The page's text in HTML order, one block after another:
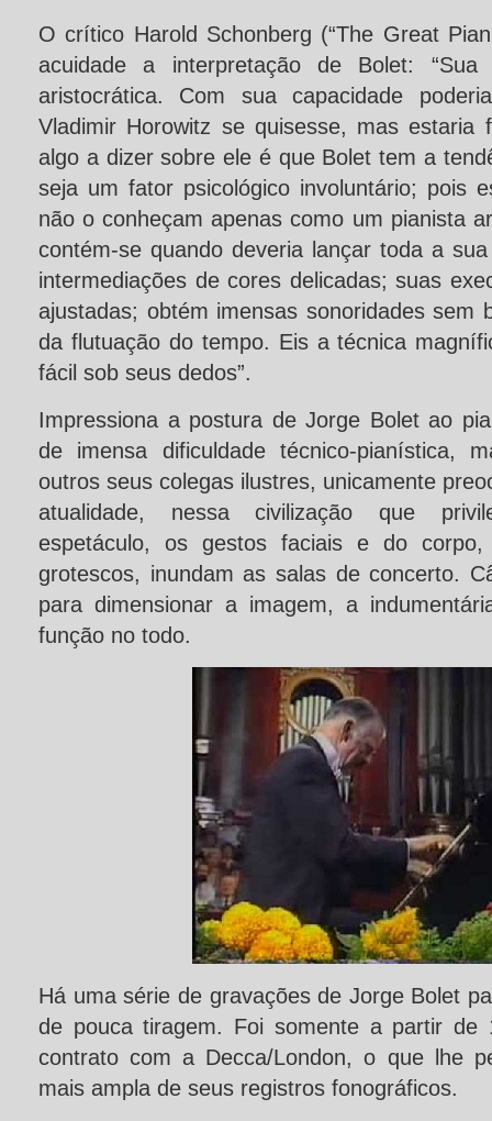
O crítico Harold Schonberg (“The Great
acuidade a interpretação de Bolet:
aristocrática. Com sua capacidade
Vladimir Horowitz se quisesse, mas
algo a dizer sobre ele é que Bolet tem a
seja um fator psicológico involuntário; pois
não o conheçam apenas como um pianista
contém-se quando deveria lançar toda a
intermediações de cores delicadas; suas
ajustadas; obtém imensas sonoridades sem
da flutuação do tempo. Eis a técnica
fácil sob seus dedos”.
Impressiona a postura de Jorge Bolet ao
de imensa dificuldade técnico-pianística,
outros seus colegas ilustres, unicamente
atualidade, nessa civilização que
espetáculo, os gestos faciais e do
grotescos, inundam as salas de concerto.
para dimensionar a imagem, a
função no todo.
Há uma série de gravações de Jorge Bolet
de pouca tiragem. Foi somente a partir de
contrato com a Decca/London, o que lhe
mais ampla de seus registros fonográficos.